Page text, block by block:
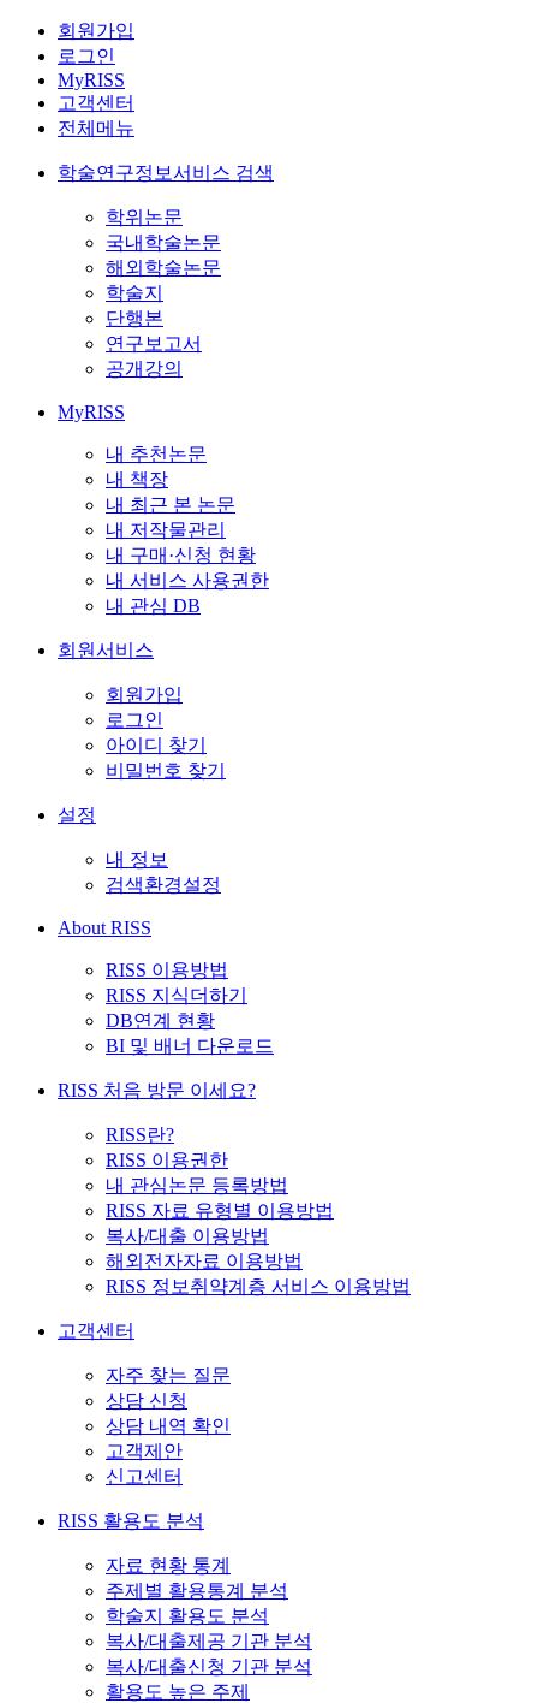
회원가입
로그인
MyRISS
고객센터
전체메뉴
학술연구정보서비스 검색
학위논문
국내학술논문
해외학술논문
학술지
단행본
연구보고서
공개강의
MyRISS
내 추천논문
내 책장
내 최근 본 논문
내 저작물관리
내 구매·신청 현황
내 서비스 사용권한
내 관심 DB
회원서비스
회원가입
로그인
아이디 찾기
비밀번호 찾기
설정
내 정보
검색환경설정
About RISS
RISS 이용방법
RISS 지식더하기
DB연계 현황
BI 및 배너 다운로드
RISS 처음 방문 이세요?
RISS란?
RISS 이용권한
내 관심논문 등록방법
RISS 자료 유형별 이용방법
복사/대출 이용방법
해외전자자료 이용방법
RISS 정보취약계층 서비스 이용방법
고객센터
자주 찾는 질문
상담 신청
상담 내역 확인
고객제안
신고센터
RISS 활용도 분석
자료 현황 통계
주제별 활용통계 분석
학술지 활용도 분석
복사/대출제공 기관 분석
복사/대출신청 기관 분석
활용도 높은 주제